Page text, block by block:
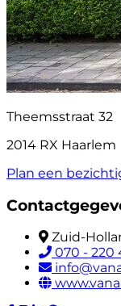
Theemsstraat 32
2014 RX Haarlem
Plan een
Zuid-
070 - 220